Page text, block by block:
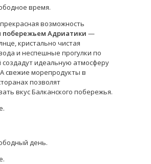
время.
возможность
побережьем Адриатики —
кристально чистая
и неспешные прогулки по
идеальную атмосферу
свежие морепродукты в
позволят
вкус Балканского побережья.
день.